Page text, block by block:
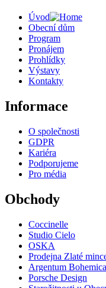
Úvod
Obecní dům
Program
Pronájem
Prohlídky
Výstavy
Kontakty
Informace
O společnosti
GDPR
Kariéra
Podporujeme
Pro média
Obchody
Coccinelle
Studio Cielo
OSKA
Prodejna Zlaté
Argentum Bohemica
Porsche Design